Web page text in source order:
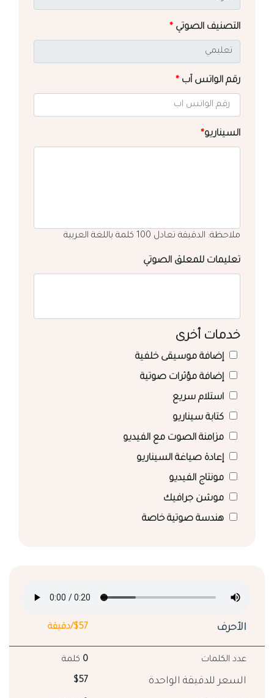
التصنيف الصوتي *
رقم الواتس آب *
السيناريو*
ملاحظة: الدقيقة تعادل 100 كلمة باللغة العربية
تعليمات للمعلق الصوتي
خدمات أخرى
إضافة موسيقى خلفية
إضافة مؤثرات صوتية
استلام سريع
كتابة سيناريو
مزامنة الصوت مع الفيديو
إعادة صياغة السيناريو
مونتاج الفيديو
موشن جرافيك
هندسة صوتية خاصة
الأحرف $57/دقيقة
عدد الكلمات 0 كلمة
السعر للدقيقة الواحدة $57